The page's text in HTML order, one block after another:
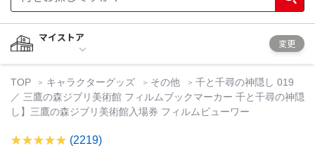
マイストア
変更
TOP キャラクターグッズ その他
千と千尋の神隠し 019
／ 三鷹の森ジブリ美術館 フィルムブックマーカー 千と千尋の神隠
し】三鷹の森ジブリ美術館入場券 フィルムビューワー
(2219)